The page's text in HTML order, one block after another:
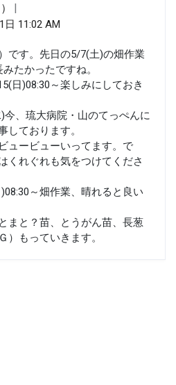
日 11:02 AM
です。先日の5/7(土)の畑作業
たかったですね。
日)08:30～楽しみにしておき
今、琉大病院・山のてっぺんに
しております。
ュービューいってます。で
くれぐれも気をつけてくださ
～畑作業、晴れると良い
まと？苗、とうがん苗、長葱
）もっていきます。